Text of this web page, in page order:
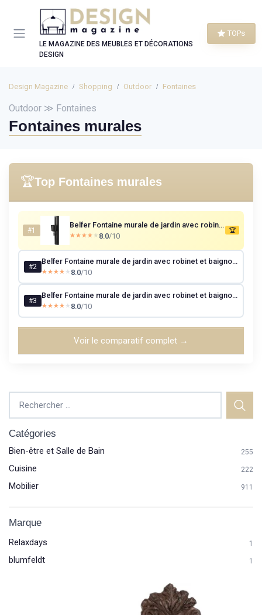
LE MAGAZINE DES MEUBLES ET DÉCORATIONS
DESIGN
TOPs
Design Magazine Shopping Outdoor Fontaines
Outdoor ≫ Fontaines
Fontaines murales
🏆Top Fontaines murales
#1
Belfer Fontaine murale de jardin avec robinet et seau 42/PRT Anthracite
★★★★★
★★★★★ 8.0/10
🏆
#2
Belfer Fontaine murale de jardin avec robinet et baignoire 42/PRQ Rouille
★★★★★
★★★★★ 8.0/10
#3
Belfer Fontaine murale de jardin avec robinet et baignoire 42/PRQ Anthracite
★★★★★
★★★★★ 8.0/10
Voir le comparatif complet →
Catégories
Bien-être et Salle de Bain 255
Cuisine 222
Mobilier 911
Marque
Relaxdays 1
blumfeldt 1
Panneau de gestion des cookies